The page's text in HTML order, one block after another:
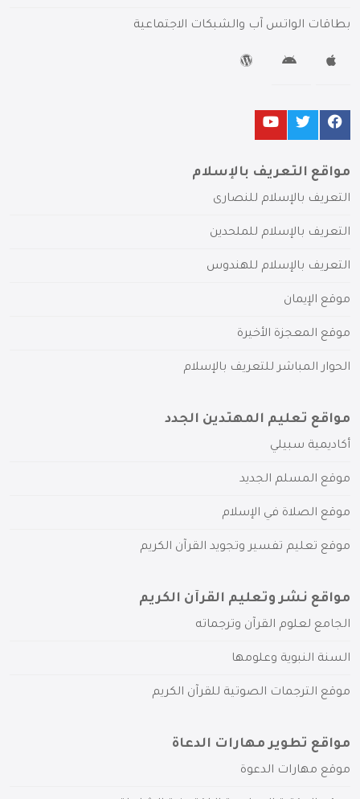
بطاقات الواتس آب والشبكات الاجتماعية
مواقع التعريف بالإسلام
التعريف بالإسلام للنصارى
التعريف بالإسلام للملحدين
التعريف بالإسلام للهندوس
موقع الإيمان
موقع المعجزة الأخيرة
الحوار المباشر للتعريف بالإسلام
مواقع تعليم المهتدين الجدد
أكاديمية سبيلي
موقع المسلم الجديد
موقع الصلاة في الإسلام
موقع تعليم تفسير وتجويد القرآن الكريم
مواقع نشر وتعليم القرآن الكريم
الجامع لعلوم القرآن وترجماته
السنة النبوية وعلومها
موقع الترجمات الصوتية للقرآن الكريم
مواقع تطوير مهارات الدعاة
موقع مهارات الدعوة